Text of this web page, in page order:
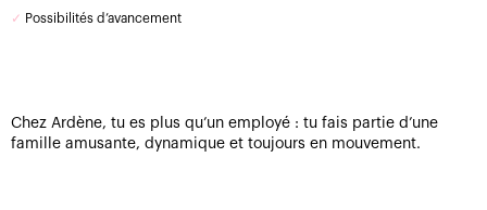
✓ Possibilités d’avancement
Chez Ardène, tu es plus qu’un employé : tu fais partie d’une
famille amusante, dynamique et toujours en mouvement.